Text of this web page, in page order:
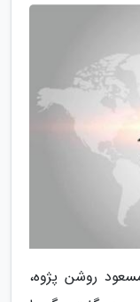
روشن پژوه،